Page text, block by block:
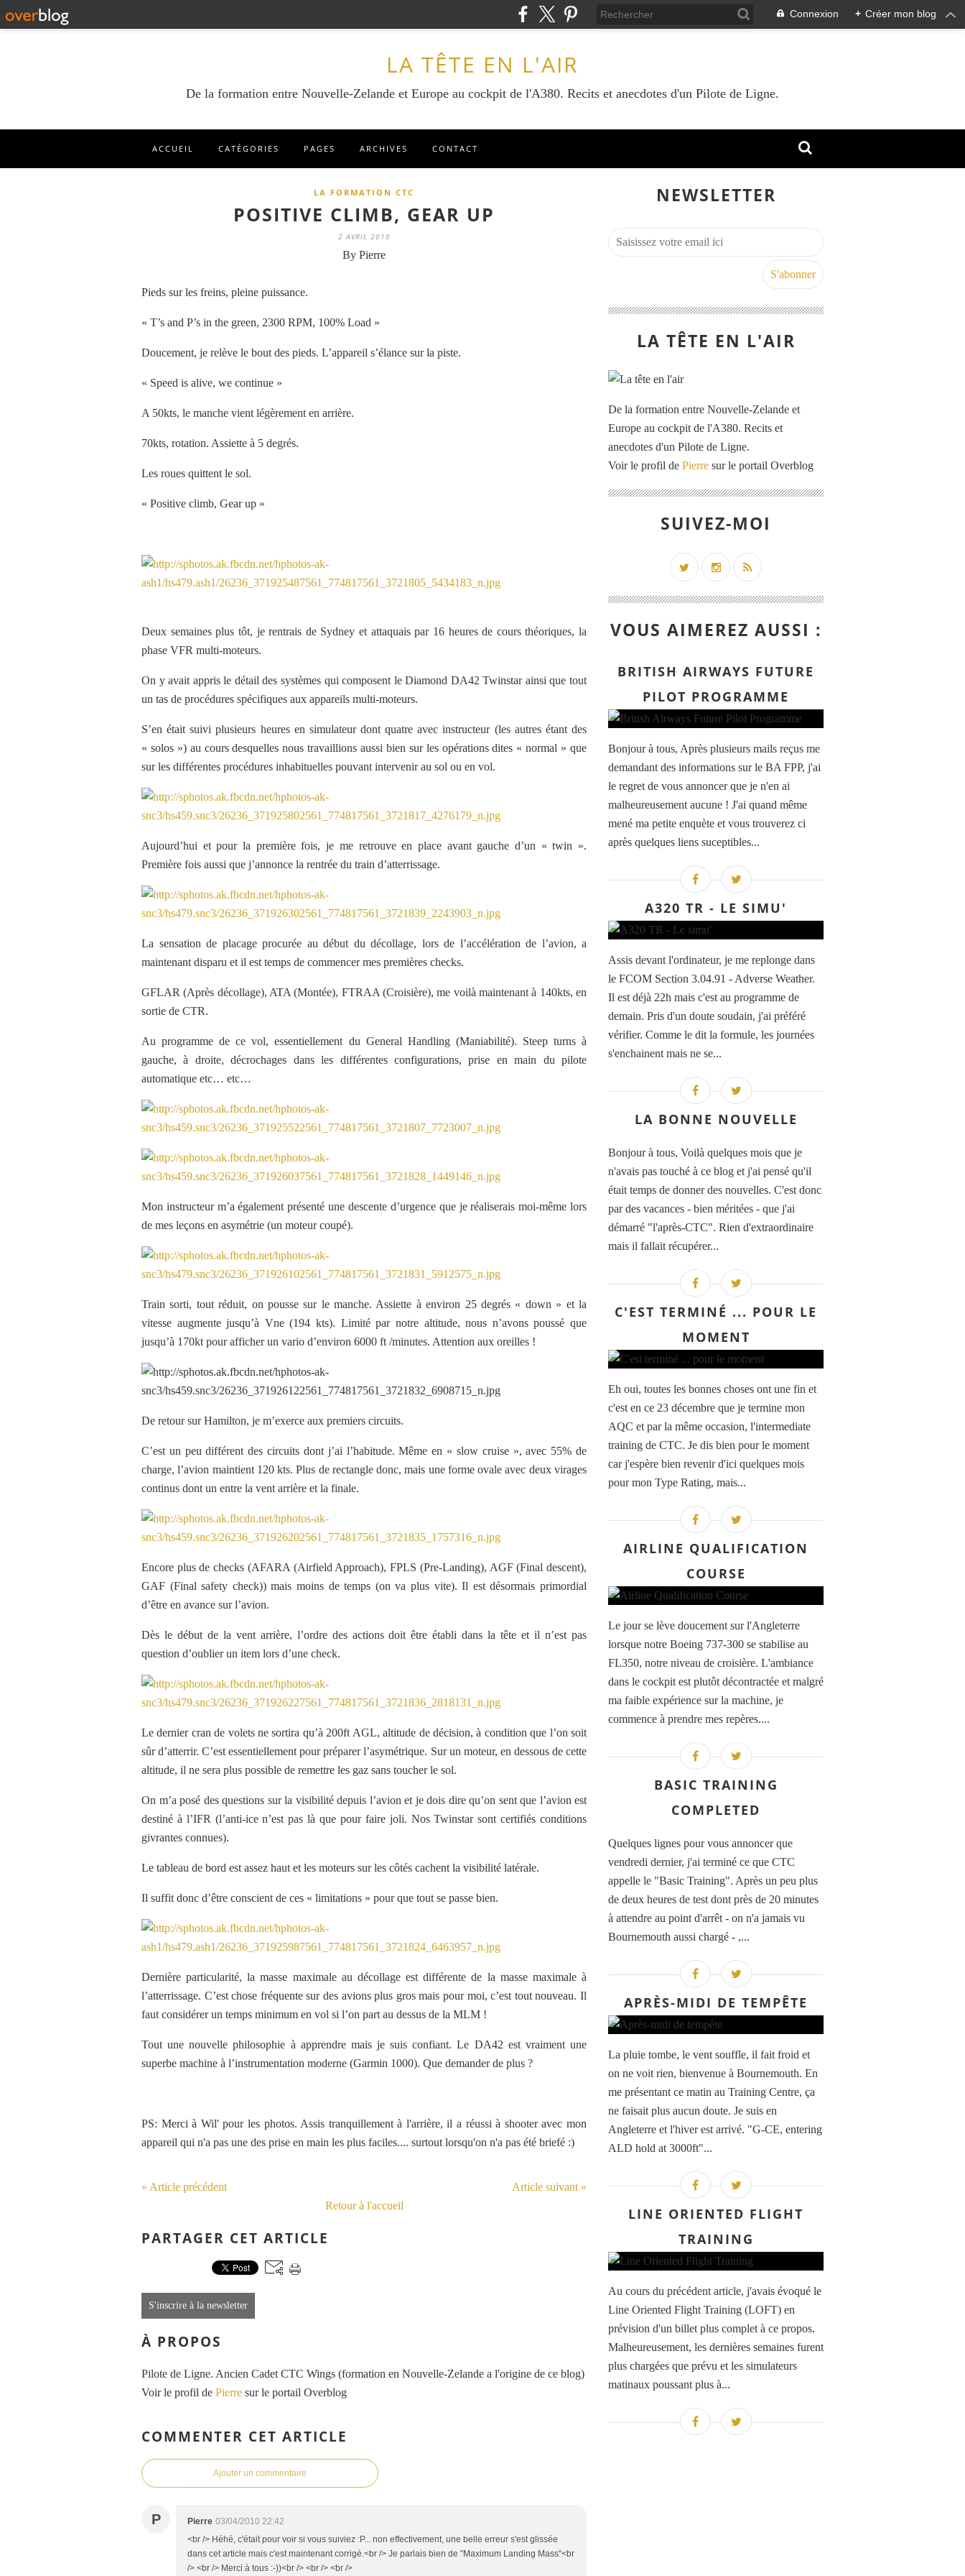
Connexion + Créer mon blog
LA TÊTE EN L'AIR
De la formation entre Nouvelle-Zelande et Europe au cockpit de l'A380. Recits et anecdotes d'un Pilote de Ligne.
ACCUEIL CATÉGORIES PAGES ARCHIVES CONTACT
LA FORMATION CTC
POSITIVE CLIMB, GEAR UP
2 AVRIL 2010
By Pierre
Pieds sur les freins, pleine puissance.
« T’s and P’s in the green, 2300 RPM, 100% Load »
Doucement, je relève le bout des pieds. L’appareil s’élance sur la piste.
« Speed is alive, we continue »
A 50kts, le manche vient légèrement en arrière.
70kts, rotation. Assiette à 5 degrés.
Les roues quittent le sol.
« Positive climb, Gear up »
Deux semaines plus tôt, je rentrais de Sydney et attaquais par 16 heures de cours théoriques, la
phase VFR multi-moteurs.
On y avait appris le détail des systèmes qui composent le Diamond DA42 Twinstar ainsi que tout
un tas de procédures spécifiques aux appareils multi-moteurs.
S’en était suivi plusieurs heures en simulateur dont quatre avec instructeur (les autres étant des
« solos ») au cours desquelles nous travaillions aussi bien sur les opérations dites « normal » que
sur les différentes procédures inhabituelles pouvant intervenir au sol ou en vol.
Aujourd’hui et pour la première fois, je me retrouve en place avant gauche d’un « twin ».
Première fois aussi que j’annonce la rentrée du train d’atterrissage.
La sensation de placage procurée au début du décollage, lors de l’accélération de l’avion, a
maintenant disparu et il est temps de commencer mes premières checks.
GFLAR (Après décollage), ATA (Montée), FTRAA (Croisière), me voilà maintenant à 140kts, en
sortie de CTR.
Au programme de ce vol, essentiellement du General Handling (Maniabilité). Steep turns à
gauche, à droite, décrochages dans les différentes configurations, prise en main du pilote
automatique etc… etc…
Mon instructeur m’a également présenté une descente d’urgence que je réaliserais moi-même lors
de mes leçons en asymétrie (un moteur coupé).
Train sorti, tout réduit, on pousse sur le manche. Assiette à environ 25 degrés « down » et la
vitesse augmente jusqu’à Vne (194 kts). Limité par notre altitude, nous n’avons poussé que
jusqu’à 170kt pour afficher un vario d’environ 6000 ft /minutes. Attention aux oreilles !
De retour sur Hamilton, je m’exerce aux premiers circuits.
C’est un peu différent des circuits dont j’ai l’habitude. Même en « slow cruise », avec 55% de
charge, l’avion maintient 120 kts. Plus de rectangle donc, mais une forme ovale avec deux virages
continus dont un entre la vent arrière et la finale.
Encore plus de checks (AFARA (Airfield Approach), FPLS (Pre-Landing), AGF (Final descent),
GAF (Final safety check)) mais moins de temps (on va plus vite). Il est désormais primordial
d’être en avance sur l’avion.
Dès le début de la vent arrière, l’ordre des actions doit être établi dans la tête et il n’est pas
question d’oublier un item lors d’une check.
Le dernier cran de volets ne sortira qu’à 200ft AGL, altitude de décision, à condition que l’on soit
sûr d’atterrir. C’est essentiellement pour préparer l’asymétrique. Sur un moteur, en dessous de cette
altitude, il ne sera plus possible de remettre les gaz sans toucher le sol.
On m’a posé des questions sur la visibilité depuis l’avion et je dois dire qu’on sent que l’avion est
destiné à l’IFR (l’anti-ice n’est pas là que pour faire joli. Nos Twinstar sont certifiés conditions
givrantes connues).
Le tableau de bord est assez haut et les moteurs sur les côtés cachent la visibilité latérale.
Il suffit donc d’être conscient de ces « limitations » pour que tout se passe bien.
Dernière particularité, la masse maximale au décollage est différente de la masse maximale à
l’atterrissage. C’est chose fréquente sur des avions plus gros mais pour moi, c’est tout nouveau. Il
faut considérer un temps minimum en vol si l’on part au dessus de la MLM !
Tout une nouvelle philosophie à apprendre mais je suis confiant. Le DA42 est vraiment une
superbe machine à l’instrumentation moderne (Garmin 1000). Que demander de plus ?
PS: Merci à Wil' pour les photos. Assis tranquillement à l'arrière, il a réussi à shooter avec mon
appareil qui n'a pas une des prise en main les plus faciles.... surtout lorsqu'on n'a pas été briefé :)
« Article précédent
Article suivant »
Retour à l'accueil
PARTAGER CET ARTICLE
S'inscrire à la newsletter
À PROPOS
Pilote de Ligne. Ancien Cadet CTC Wings (formation en Nouvelle-Zelande a l'origine de ce blog)
Voir le profil de Pierre sur le portail Overblog
COMMENTER CET ARTICLE
Ajouter un commentaire
P Pierre 03/04/2010 22:42
<br /> Héhé, c'était pour voir si vous suiviez :P... non effectivement, une belle erreur s'est glissée
dans cet article mais c'est maintenant corrigé.<br /> Je parlais bien de "Maximum Landing Mass"<br
/> <br /> Merci à tous :-))<br /> <br /> <br />
NEWSLETTER
LA TÊTE EN L'AIR
De la formation entre Nouvelle-Zelande et
Europe au cockpit de l'A380. Recits et
anecdotes d'un Pilote de Ligne.
Voir le profil de Pierre sur le portail Overblog
SUIVEZ-MOI
VOUS AIMEREZ AUSSI :
BRITISH AIRWAYS FUTURE
PILOT PROGRAMME
Bonjour à tous, Après plusieurs mails reçus me
demandant des informations sur le BA FPP, j'ai
le regret de vous annoncer que je n'en ai
malheureusement aucune ! J'ai quand même
mené ma petite enquète et vous trouverez ci
après quelques liens suceptibles...
A320 TR - LE SIMU'
Assis devant l'ordinateur, je me replonge dans
le FCOM Section 3.04.91 - Adverse Weather.
Il est déjà 22h mais c'est au programme de
demain. Pris d'un doute soudain, j'ai préféré
vérifier. Comme le dit la formule, les journées
s'enchainent mais ne se...
LA BONNE NOUVELLE
Bonjour à tous, Voilà quelques mois que je
n'avais pas touché à ce blog et j'ai pensé qu'il
était temps de donner des nouvelles. C'est donc
par des vacances - bien méritées - que j'ai
démarré "l'après-CTC". Rien d'extraordinaire
mais il fallait récupérer...
C'EST TERMINÉ ... POUR LE
MOMENT
Eh oui, toutes les bonnes choses ont une fin et
c'est en ce 23 décembre que je termine mon
AQC et par la même occasion, l'intermediate
training de CTC. Je dis bien pour le moment
car j'espère bien revenir d'ici quelques mois
pour mon Type Rating, mais...
AIRLINE QUALIFICATION
COURSE
Le jour se lève doucement sur l'Angleterre
lorsque notre Boeing 737-300 se stabilise au
FL350, notre niveau de croisière. L'ambiance
dans le cockpit est plutôt décontractée et malgré
ma faible expérience sur la machine, je
commence à prendre mes repères....
BASIC TRAINING
COMPLETED
Quelques lignes pour vous annoncer que
vendredi dernier, j'ai terminé ce que CTC
appelle le "Basic Training". Après un peu plus
de deux heures de test dont près de 20 minutes
à attendre au point d'arrêt - on n'a jamais vu
Bournemouth aussi chargé - ,...
APRÈS-MIDI DE TEMPÊTE
La pluie tombe, le vent souffle, il fait froid et
on ne voit rien, bienvenue à Bournemouth. En
me présentant ce matin au Training Centre, ça
ne faisait plus aucun doute. Je suis en
Angleterre et l'hiver est arrivé. "G-CE, entering
ALD hold at 3000ft"...
LINE ORIENTED FLIGHT
TRAINING
Au cours du précédent article, j'avais évoqué le
Line Oriented Flight Training (LOFT) en
prévision d'un billet plus complet à ce propos.
Malheureusement, les dernières semaines furent
plus chargées que prévu et les simulateurs
matinaux poussant plus à...